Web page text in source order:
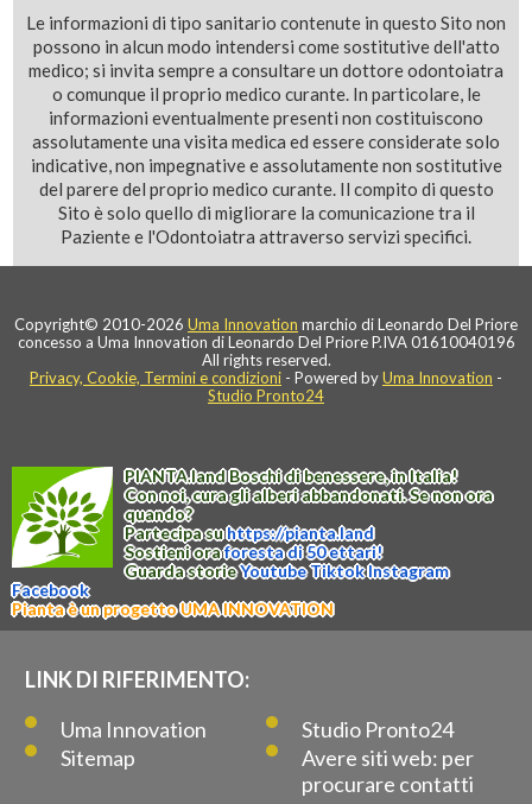
Le informazioni di tipo sanitario contenute in questo Sito non
possono in alcun modo intendersi come sostitutive dell'atto
medico; si invita sempre a consultare un dottore odontoiatra
o comunque il proprio medico curante. In particolare, le
informazioni eventualmente presenti non costituiscono
assolutamente una visita medica ed essere considerate solo
indicative, non impegnative e assolutamente non sostitutive
del parere del proprio medico curante. Il compito di questo
Sito è solo quello di migliorare la comunicazione tra il
Paziente e l'Odontoiatra attraverso servizi specifici.
Copyright© 2010-2026 Uma Innovation marchio di Leonardo Del Priore
concesso a Uma Innovation di Leonardo Del Priore P.IVA 01610040196
All rights reserved.
Privacy, Cookie, Termini e condizioni - Powered byUma Innovation -
Studio Pronto24
PIANTA.landBoschi di benessere, in Italia!
Con noi, cura gli alberi abbandonati. Se non ora
quando?
Partecipa suhttps://pianta.land
Sostieni oraforesta di 50 ettari!
Guarda storieYoutubeTiktokInstagram
Facebook
Pianta è un progetto UMA INNOVATION
LINK DI RIFERIMENTO:
Uma Innovation
Studio Pronto24
Sitemap
Avere siti web: per
procurare contatti